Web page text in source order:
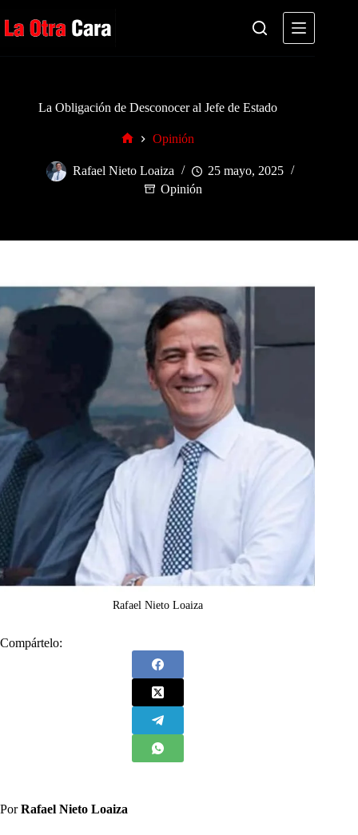
al
contenido
La Obligación de Desconocer al Jefe de Estado
Opinión
Rafael Nieto Loaiza
25 mayo, 2025
Opinión
Rafael Nieto Loaiza
Compártelo:
PorRafael Nieto Loaiza